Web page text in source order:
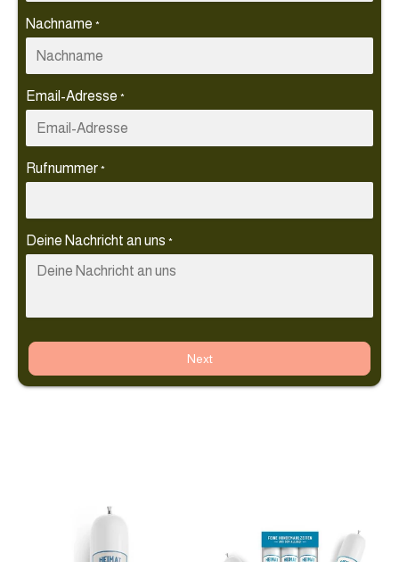
Nachname *
Email-Adresse *
Rufnummer *
Deine Nachricht an uns *
Next